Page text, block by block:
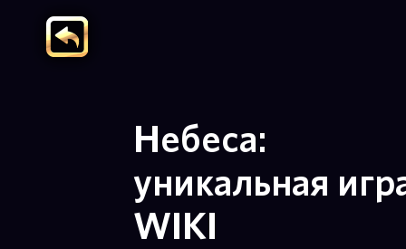
Небеса:
уникальная
WIKI